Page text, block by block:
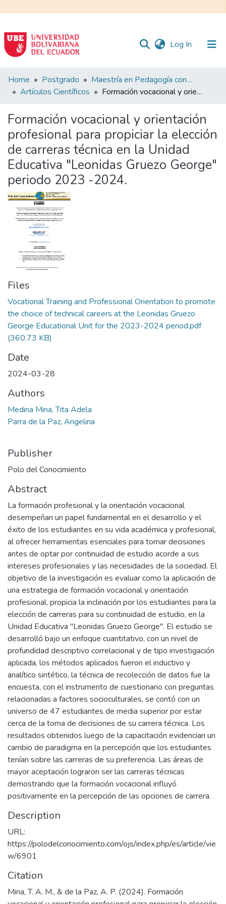
Log In (current)
Communities
&
All of DSpace
Statistics
Home Postgrado
Maestría en Pedagogía con Mención en Formación Técnica y Profesional
Artículos Científicos
Formación vocacional y orientación profesional para propiciar la elección de carreras técnica en la Unidad Educativa "Leonidas Gruezo George" periodo 2023 -2024.
Formación vocacional y orientación
profesional para propiciar la elección
de carreras técnica en la Unidad
Educativa "Leonidas Gruezo George"
periodo 2023 -2024.
Files
Vocational Training and Professional Orientation to promote
the choice of technical careers at the Leonidas Gruezo
George Educational Unit for the 2023-2024 period.pdf
(360.73 KB)
Date
2024-03-28
Authors
Medina Mina, Tita Adela
Parra de la Paz, Angelina
Publisher
Polo del Conocimiento
Abstract
La formación profesional y la orientación vocacional
desempeñan un papel fundamental en el desarrollo y el
éxito de los estudiantes en su vida académica y profesional,
al ofrecer herramientas esenciales para tomar decisiones
antes de optar por continuidad de estudio acorde a sus
intereses profesionales y las necesidades de la sociedad. El
objetivo de la investigación es evaluar como la aplicación de
una estrategia de formación vocacional y orientación
profesional, propicia la inclinación por los estudiantes para la
elección de carreras para su continuidad de estudio, en la
Unidad Educativa "Leonidas Gruezo George". El estudio se
desarrolló bajo un enfoque cuantitativo, con un nivel de
profundidad descriptivo correlacional y de tipo investigación
aplicada, los métodos aplicados fueron el inductivo y
analítico sintético, la técnica de recolección de datos fue la
encuesta, con el instrumento de cuestionario con preguntas
relacionadas a factores socioculturales, se contó con un
universo de 47 estudiantes de media superior por estar
cerca de la toma de decisiones de su carrera técnica. Los
resultados obtenidos luego de la capacitación evidencian un
cambio de paradigma en la percepción que los estudiantes
tenían sobre las carreras de su preferencia. Las áreas de
mayor aceptación lograron ser las carreras técnicas
demostrando que la formación vocacional influyó
positivamente en la percepción de las opciones de carrera.
Description
URL:
https://polodelconocimiento.com/ojs/index.php/es/article/vie
w/6901
Citation
Mina, T. A. M., & de la Paz, A. P. (2024). Formación